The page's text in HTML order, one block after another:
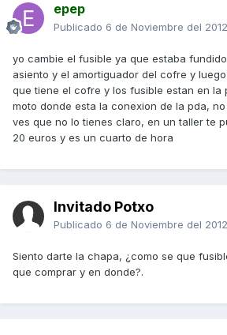
epep
Publicado 6 de Noviembre del 2012
yo cambie el fusible ya que estaba
asiento y el amortiguador del cofre y
que tiene el cofre y los fusible estan en la
moto donde esta la conexion de la pda,
ves que no lo tienes claro, en un taller te
20 euros y es un cuarto de hora
Invitado Potxo
Publicado 6 de Noviembre del 2012
Siento darte la chapa, ¿como se que
que comprar y en donde?.